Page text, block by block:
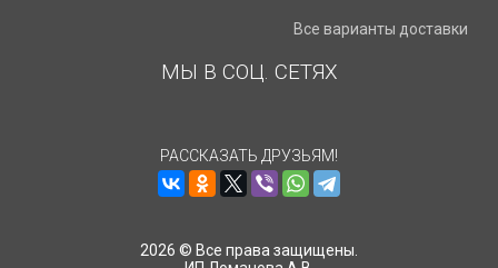
Все варианты доставки
МЫ В СОЦ. СЕТЯХ
РАССКАЗАТЬ ДРУЗЬЯМ!
2026 © Все права защищены.